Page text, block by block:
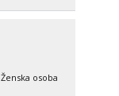
Ženska osoba